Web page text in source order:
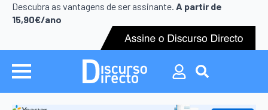
Descubra as vantagens de ser assinante. A partir de
15,90€/ano
Search
for:
Search